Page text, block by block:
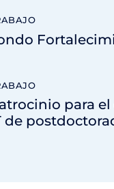
para
de